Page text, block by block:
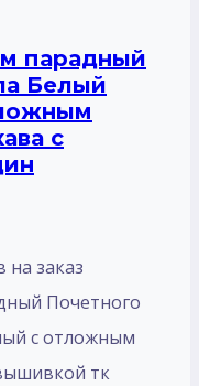
парадный
Белый
с
заказ
Почетного
с отложным
тк